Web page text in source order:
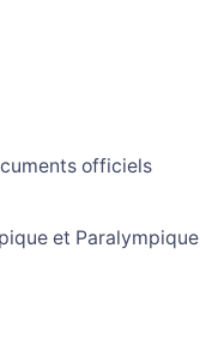
officiels
et Paralympique